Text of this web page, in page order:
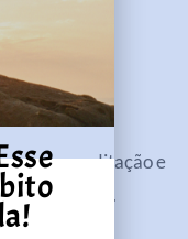
meditação e
indo bem.